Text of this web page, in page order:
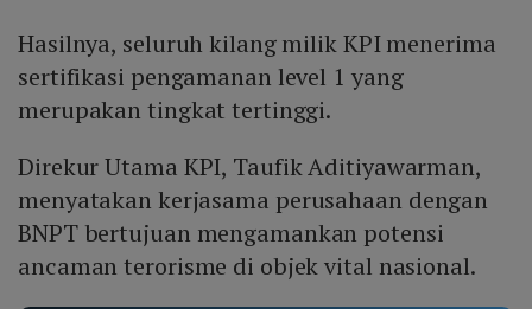
Hasilnya, seluruh kilang milik KPI menerima
sertifikasi pengamanan level 1 yang
merupakan tingkat tertinggi.
Direkur Utama KPI, Taufik Aditiyawarman,
menyatakan kerjasama perusahaan dengan
BNPT bertujuan mengamankan potensi
ancaman terorisme di objek vital nasional.